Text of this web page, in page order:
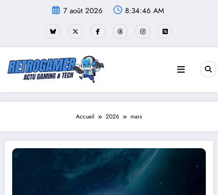
7 août 2026 8:34:47 AM
Accueil 2026 mars